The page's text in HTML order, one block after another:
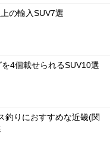
の輸入SUV7選
4個載せられるSUV10選
釣りにおすすめな近畿(関